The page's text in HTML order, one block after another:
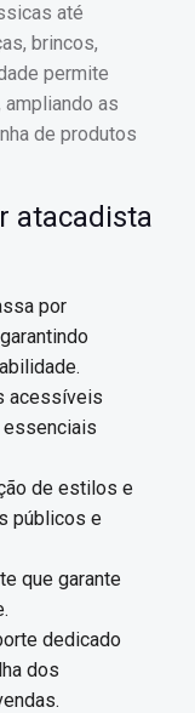
até
brincos,
permite
as
de produtos
atacadista
por
acessíveis
de estilos e
públicos e
que garante
dedicado
dos